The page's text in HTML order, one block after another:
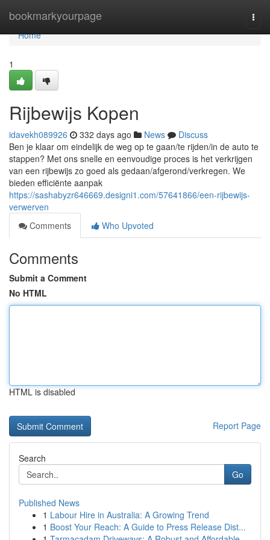
bookmarkyourpage
Home
Home
1
Rijbewijs Kopen
idavekh089926 332 days ago News
Discuss
Ben je klaar om eindelijk de weg op te gaan/te rijden/in de auto te
stappen? Met ons snelle en eenvoudige proces is het verkrijgen
van een rijbewijs zo goed als gedaan/afgerond/verkregen. We
bieden efficiënte aanpak
https://sashabyzr646669.designi1.com/57641866/een-rijbewijs-
verwerven
Comments
Who Upvoted
Comments
Submit a Comment
No HTML
HTML is disabled
Report Page
Search
Go
Published News
1 Labour Hire in Australia: A Growing Trend
1 Boost Your Reach: A Guide to Press Release Dist...